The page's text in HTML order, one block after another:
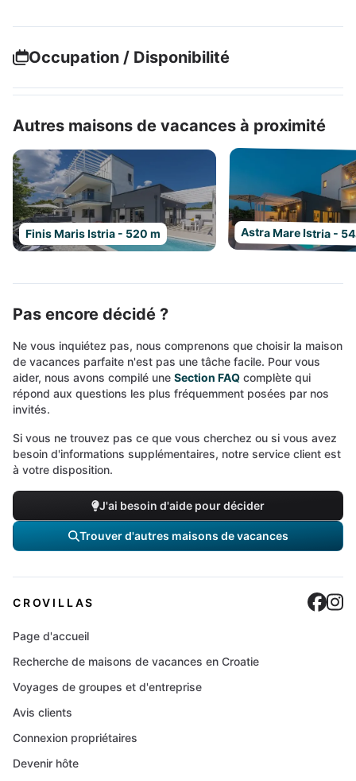
Occupation / Disponibilité
Autres maisons de vacances à proximité
Finis Maris Istria - 520 m Astra Mare Istria -
Pas encore décidé ?
Ne vous inquiétez pas, nous comprenons que choisir la maison
de vacances parfaite n'est pas une tâche facile. Pour vous
aider, nous avons compilé une Section FAQ complète qui
répond aux questions les plus fréquemment posées par nos
invités.
Si vous ne trouvez pas ce que vous cherchez ou si vous avez
besoin d'informations supplémentaires, notre service client est
à votre disposition.
J'ai besoin d'aide pour décider
Trouver d'autres maisons de vacances
CROVILLAS
Page d'accueil
Recherche de maisons de vacances en Croatie
Voyages de groupes et d'entreprise
Avis clients
Connexion propriétaires
Devenir hôte